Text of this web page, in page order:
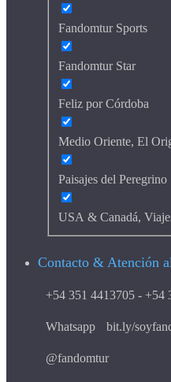
Fandomtur Sports
Fandomtur Star
Feliz por Córdoba
Medio Oriente, El
Paisajes del Peregrino
USA & Canadá,
Contacto & Atención
+54 351 4413705 - +54
Whatsapp bit.ly/
@fandomtur